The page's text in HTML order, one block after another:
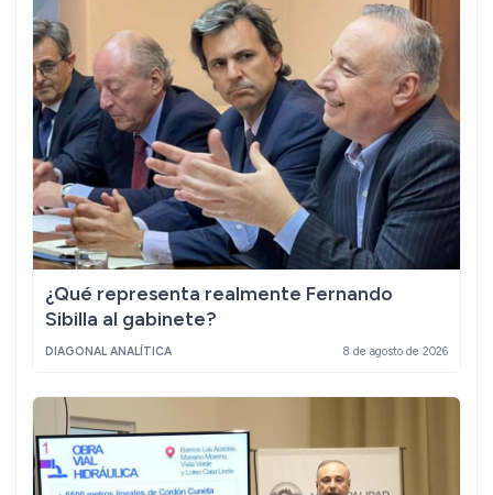
¿Qué representa realmente Fernando
Sibilla al gabinete?
DIAGONAL ANALÍTICA 8 de agosto de 2026